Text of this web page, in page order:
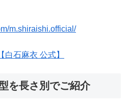
m.shiraishi.official/
白石麻衣 公式】
を長さ別でご紹介